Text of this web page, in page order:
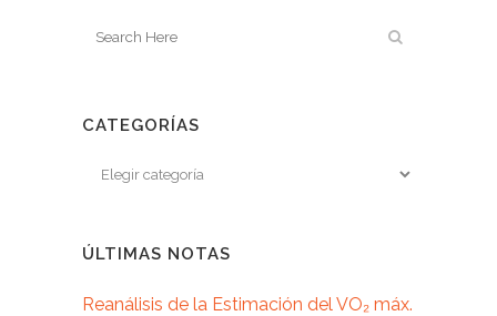
CATEGORÍAS
ÚLTIMAS NOTAS
Reanálisis de la Estimación del VO₂ máx.